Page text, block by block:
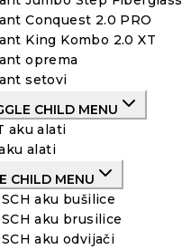
Conquest 2.0 PRO
King Kombo 2.0 XT
oprema
setovi
CHILD MENU
aku alati
alati
CHILD MENU
aku bušilice
aku brusilice
aku odvijači